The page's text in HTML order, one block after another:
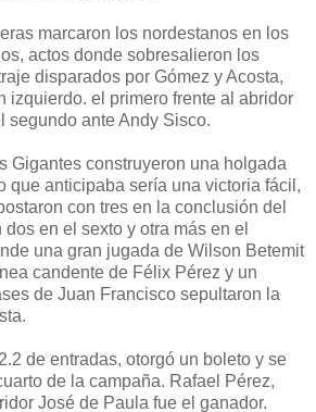
marcaron los nordestanos en los
actos donde sobresalieron los
disparados por Gómez y Acosta,
izquierdo. el primero frente al abridor
segundo ante Andy Sisco.
Gigantes construyeron una holgada
que anticipaba sería una victoria fácil,
con tres en la conclusión del
en el sexto y otra más en el
una gran jugada de Wilson Betemit
candente de Félix Pérez y un
de Juan Francisco sepultaron la
de entradas, otorgó un boleto y se
de la campaña. Rafael Pérez,
José de Paula fue el ganador.